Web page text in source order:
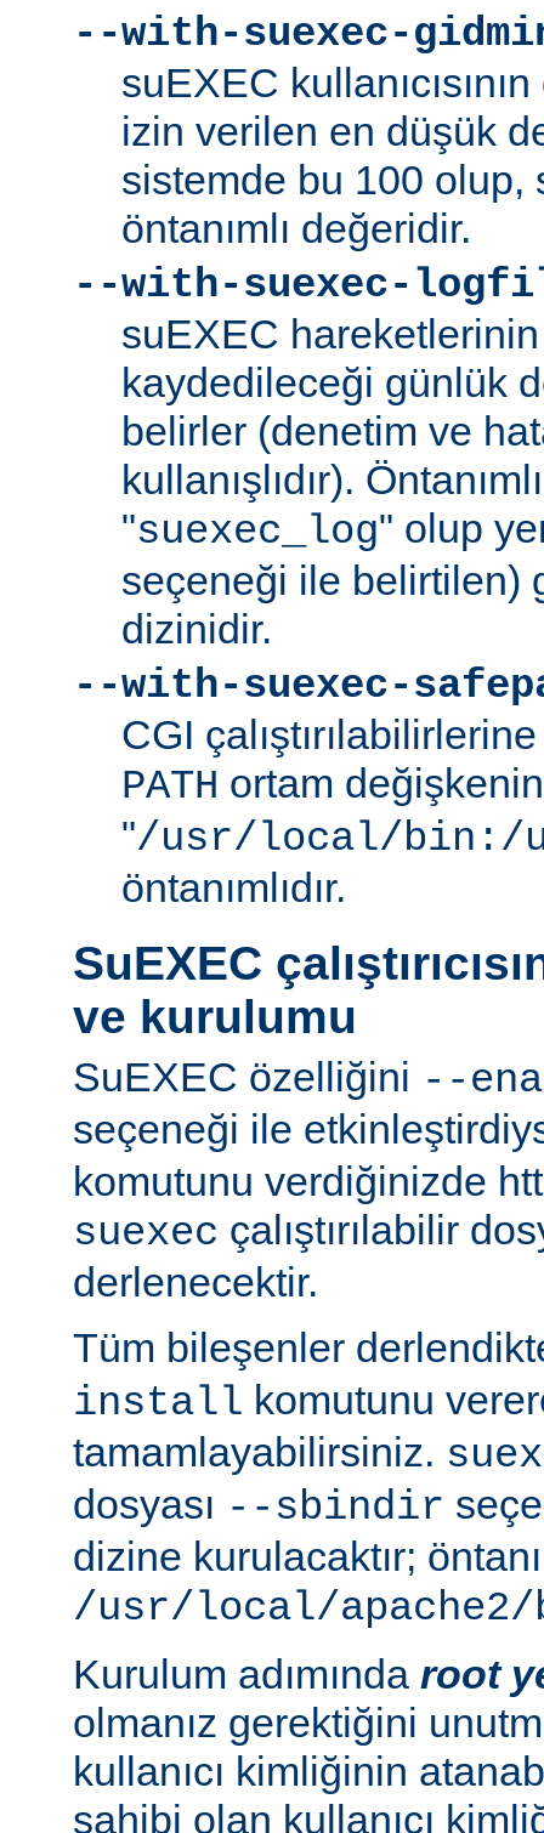
--with-suexec-
suEXEC
izin verilen en düşük
sistemde bu 100 olup,
öntanımlı değeridir.
--with-suexec-
suEXEC hareketlerinin
kaydedileceği günlük
belirler (denetim ve
kullanışlıdır).
"suexec_log" olup
seçeneği ile belirtilen)
dizinidir.
--with-suexec-
CGI
PATH ortam
"/usr/local/bin:/
öntanımlıdır.
SuEXEC
ve kurulumu
SuEXEC özelliğini --
seçeneği ile
komutunu verdiğinizde
suexec çalıştırılabilir
derlenecektir.
Tüm bileşenler
install komutunu
tamamlayabilirsiniz.
dosyası --sbindir
dizine kurulacaktır;
/usr/local/
Kurulum adımında root
olmanız gerektiğini
kullanıcı kimliğinin
sahibi olan kullanıcı